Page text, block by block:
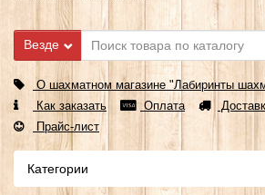
Везде
О шахматном магазине "Лабиринты
Как заказать
Оплата
Прайс-лист
Категории